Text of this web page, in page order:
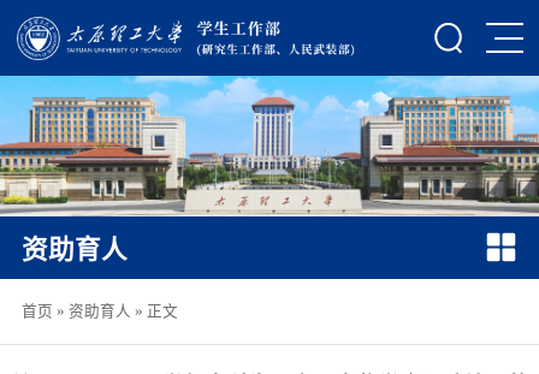
资助育人
首页 » 资助育人 » 正文